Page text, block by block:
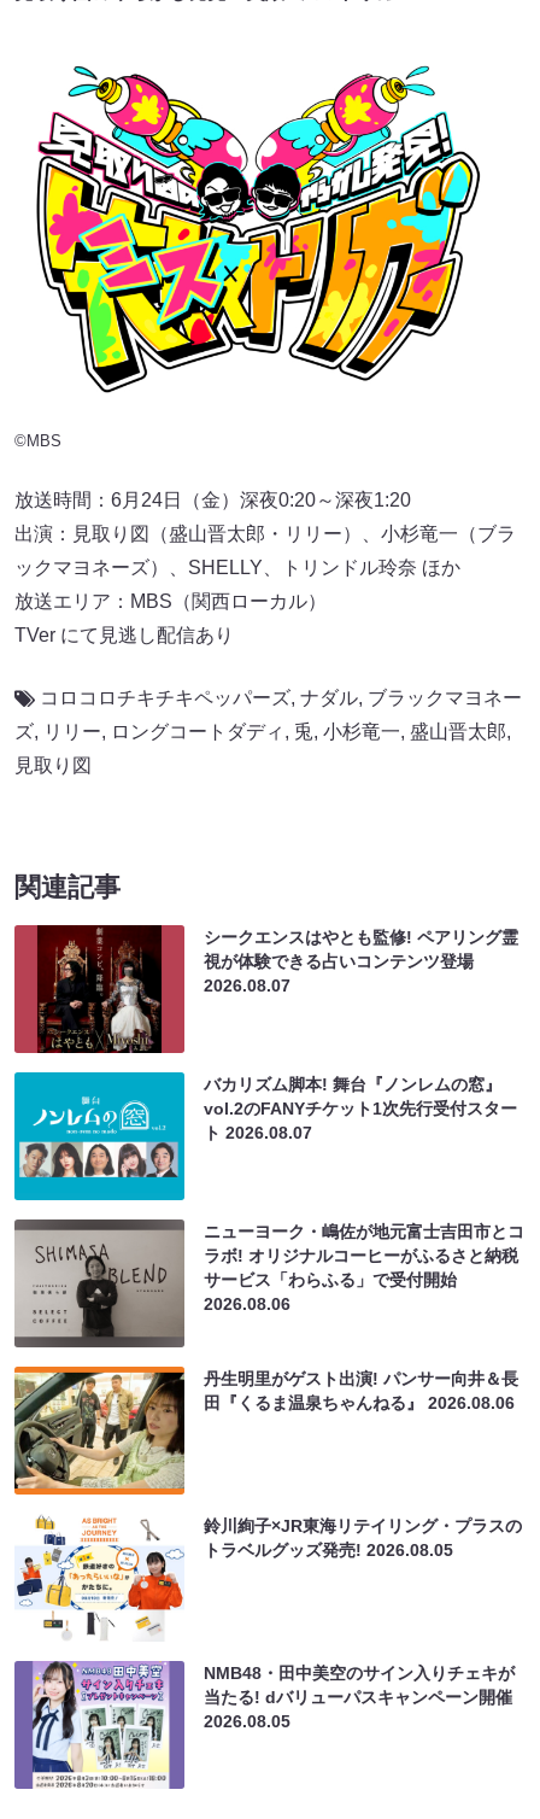
©MBS
放送時間：6月24日（金）深夜0:20～深夜1:20
出演：見取り図（盛山晋太郎・リリー）、小杉竜一（ブラ
ックマヨネーズ）、SHELLY、トリンドル玲奈 ほか
放送エリア：MBS（関西ローカル）
TVer にて見逃し配信あり
コロコロチキチキペッパーズ, ナダル, ブラックマヨネー
ズ, リリー, ロングコートダディ , 兎, 小杉竜一, 盛山晋太郎,
見取り図
関連記事
シークエンスはやとも監修! ペアリング霊
視が体験できる占いコンテンツ登場
2026.08.07
バカリズム脚本! 舞台『ノンレムの窓』
vol.2のFANYチケット1次先行受付スター
ト2026.08.07
ニューヨーク・嶋佐が地元富士吉田市とコ
ラボ! オリジナルコーヒーがふるさと納税
サービス「わらふる」で受付開始
2026.08.06
丹生明里がゲスト出演! パンサー向井＆長
田『くるま温泉ちゃんねる』2026.08.06
鈴川絢子×JR東海リテイリング・プラスの
トラベルグッズ発売!2026.08.05
NMB48・田中美空のサイン入りチェキが
当たる! dバリューパスキャンペーン開催
2026.08.05